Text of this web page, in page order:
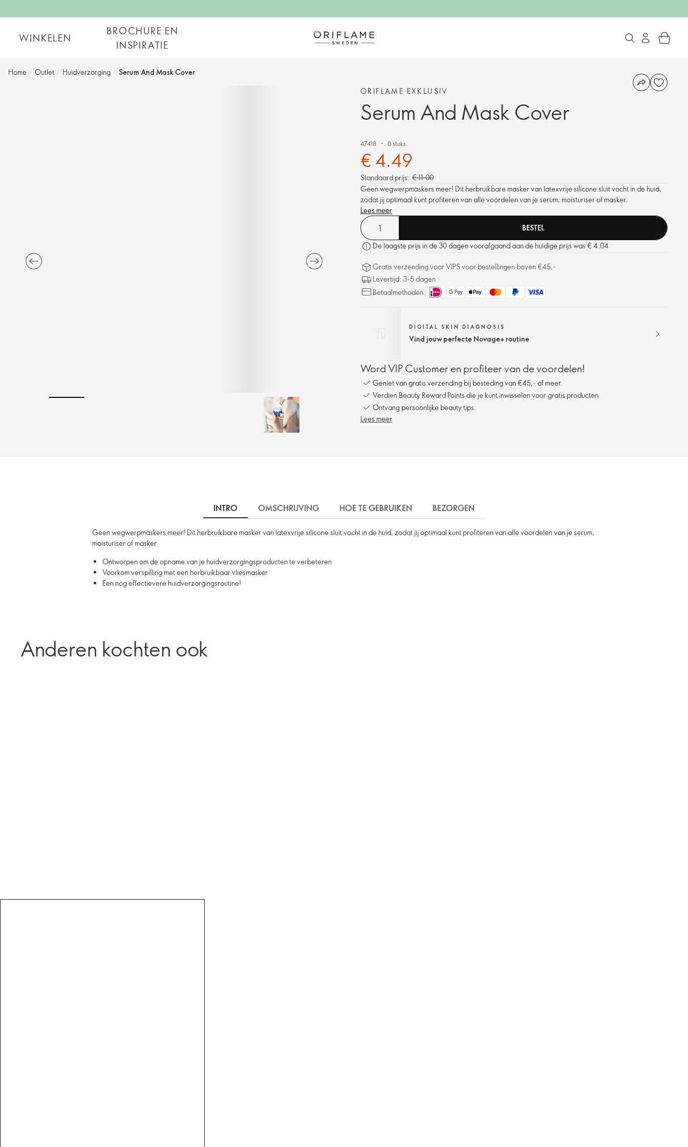
WINKELEN
BROCHURE EN
INSPIRATIE
Home / Outlet / Huidverzorging / Serum And Mask Cover
ORIFLAME EXKLUSIV
Serum And Mask Cover
47418 0 stuks.
€ 4.49
Standaard prijs: € 11.00
Geen wegwerpmaskers meer! Dit herbruikbare masker van latexvrije silicone sluit vocht in de huid,
zodat jij optimaal kunt profiteren van alle voordelen van je serum, moisturiser of masker.
Lees meer
BESTEL
De laagste prijs in de 30 dagen voorafgaand aan de huidige prijs was € 4.04
Gratis verzending voor VIPS voor bestellingen boven €45,-
Levertijd: 3-5 dagen
Betaalmethoden:
DIGITAL SKIN DIAGNOSIS
Vind jouw perfecte Novage+ routine
Word VIP Customer en profiteer van de voordelen!
Geniet van gratis verzending bij besteding van €45,- of meer.
Verdien Beauty Reward Points die je kunt inwisselen voor gratis producten.
Ontvang persoonlijke beauty tips.
Lees meer
INTRO OMSCHRIJVING HOE TE GEBRUIKEN BEZORGEN
Geen wegwerpmaskers meer! Dit herbruikbare masker van latexvrije silicone sluit vocht in de huid, zodat jij optimaal kunt profiteren van alle voordelen van je serum,
moisturiser of masker.
Ontworpen om de opname van je huidverzorgingsproducten te verbeteren
Voorkom verspilling met een herbruikbaar vliesmasker
Een nog effectievere huidverzorgingsroutine!
Anderen kochten ook